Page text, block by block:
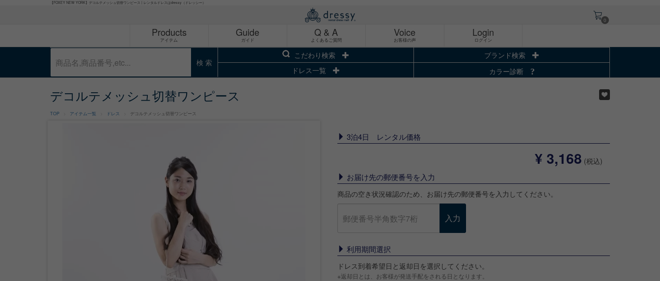
【FOXEY NEW YORK】デコルテメッシュ切替ワンピース | レンタルドレスはdressy（ドレッシー）
0
Products
アイテム
Guide
ガイド
Q & A
よくあるご質問
Voice
お客様の声
Login
ログイン
検 索
こだわり検索
ブランド検索
ドレス一覧
カラー診断
デコルテメッシュ切替ワンピース
TOP アイテム一覧 ドレス デコルテメッシュ切替ワンピース
3泊4日 レンタル価格
¥ 3,168 (税込)
お届け先の郵便番号を入力
商品の空き状況確認のため、お届け先の郵便番号を入力してください。
入力
利用期間選択
ドレス到着希望日と返却日を選択してください。
※返却日とは、お客様が発送手配をされる日となります。